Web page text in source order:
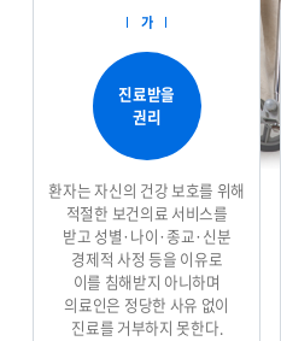
가
진료받을
권리
환자는 자신의 건강 보호를 위해
적절한 보건의료 서비스를
받고 성별·나이·종교·신분
경제적 사정 등을 이유로
이를 침해받지 아니하며
의료인은 정당한 사유 없이
진료를 거부하지 못한다.